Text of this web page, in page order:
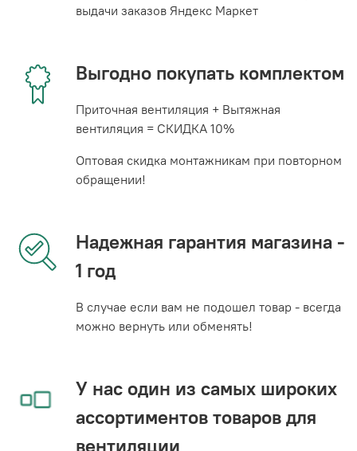
выдачи заказов Яндекс Маркет
Выгодно покупать комплектом
Приточная вентиляция + Вытяжная
вентиляция = СКИДКА 10%
Оптовая скидка монтажникам при повторном
обращении!
Надежная гарантия магазина -
1 год
В случае если вам не подошел товар - всегда
можно вернуть или обменять!
У нас один из самых широких
ассортиментов товаров для
вентиляции